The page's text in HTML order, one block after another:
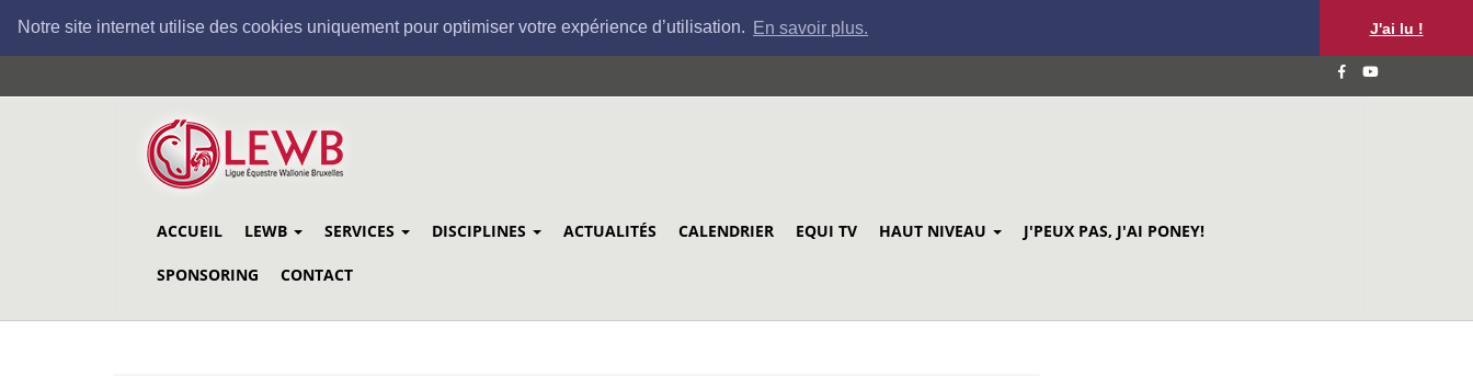
Notre site internet utilise des cookies uniquement pour optimiser votre expérience d’utilisation. En savoir plus. J'ai lu !
au
ACCUEIL LEWB SERVICES DISCIPLINES ACTUALITÉS CALENDRIER EQUI TV HAUT NIVEAU J'PEUX PAS, J'AI PONEY!
SPONSORING CONTACT